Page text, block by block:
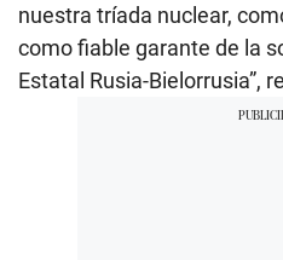
nuestra tríada nuclear,
como fiable garante de la
Estatal Rusia-Bielorrusia”,